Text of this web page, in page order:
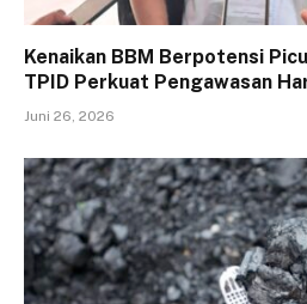
Kenaikan BBM Berpotensi
TPID Perkuat Pengawasan
Juni 26, 2026